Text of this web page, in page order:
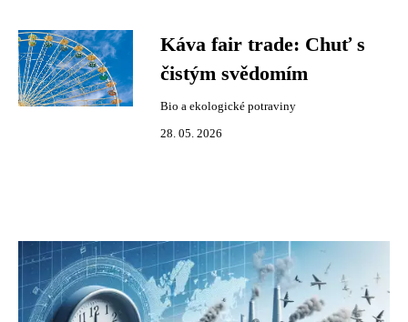
Káva fair trade: Chuť s
čistým svědomím
Bio a ekologické potraviny
28. 05. 2026